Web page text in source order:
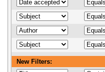
New Filters: